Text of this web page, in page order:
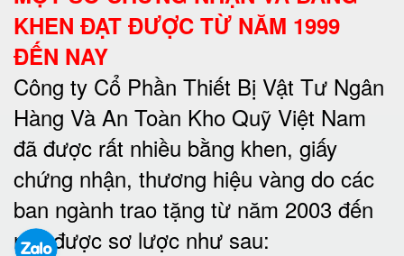
KHEN ĐẠT ĐƯỢC TỪ NĂM 1999
ĐẾN NAY
Công ty Cổ Phần Thiết Bị Vật Tư Ngân
Hàng Và An Toàn Kho Quỹ Việt Nam
đã được rất nhiều bằng khen, giấy
chứng nhận, thương hiệu vàng do các
ban ngành trao tặng từ năm 2003 đến
nay được sơ lược như sau: